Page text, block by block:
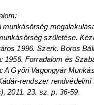
munkásőrség
születése.
1996. Szerk. Boros
1956. Forradalom és
A Győri Vagongyár
rendszer
2011. 23. sz. p. 36-59.